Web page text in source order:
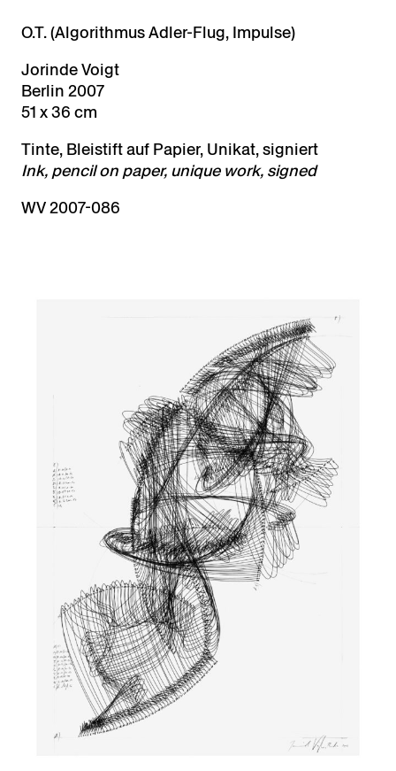
O.T. (Algorithmus Adler-Flug, Impulse)
Jorinde Voigt
Berlin 2007
51 x 36 cm
Tinte, Bleistift auf Papier, Unikat, signiert
Ink, pencil on paper, unique work, signed
WV 2007-086